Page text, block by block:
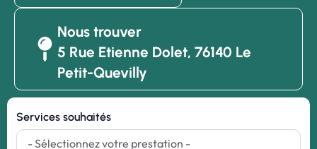
Nous trouver
5 Rue Etienne Dolet, 76140 Le
Petit-Quevilly
Services souhaités